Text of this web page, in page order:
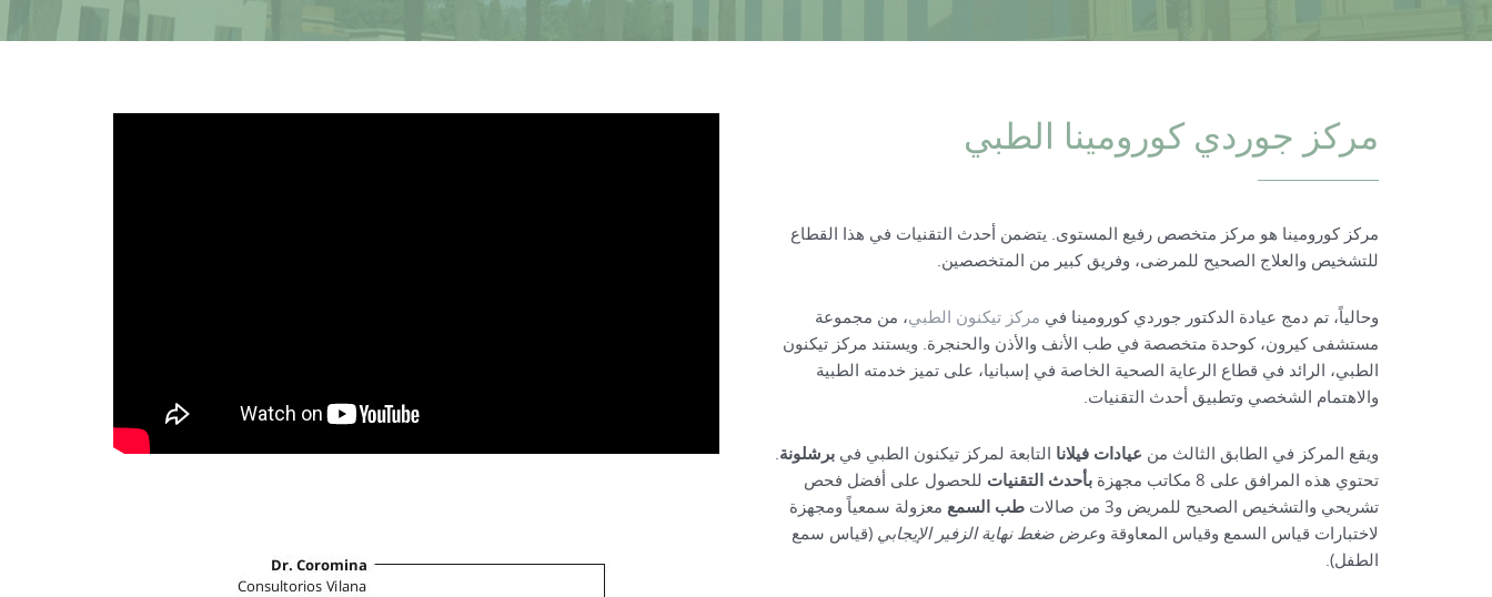
مركز جوردي كورومينا الطبي
مركز كورومينا هو مركز متخصص رفيع المستوى. يتضمن أحدث التقنيات في هذا القطاع
للتشخيص والعلاج الصحيح للمرضى، وفريق كبير من المتخصصين.
وحالياً، تم دمج عيادة الدكتور جوردي كورومينا في مركز تيكنون الطبي، من مجموعة
مستشفى كيرون، كوحدة متخصصة في طب الأنف والأذن والحنجرة. ويستند مركز تيكنون
الطبي، الرائد في قطاع الرعاية الصحية الخاصة في إسبانيا، على تميز خدمته الطبية
والاهتمام الشخصي وتطبيق أحدث التقنيات.
ويقع المركز في الطابق الثالث من عيادات فيلانا التابعة لمركز تيكنون الطبي في برشلونة.
تحتوي هذه المرافق على 8 مكاتب مجهزة
بأحدث التقنيات للحصول على أفضل فحص
تشريحي والتشخيص الصحيح للمريض و3 من صالات
طب السمع معزولة سمعياً ومجهزة
لاختبارات قياس السمع وقياس المعاوقة وعرض ضغط نهاية الزفير الإيجابي (قياس سمع
الطفل).